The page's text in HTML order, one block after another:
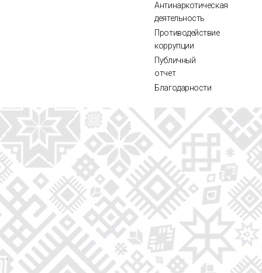
Антинаркотическая
деятельность
Противодействие
коррупции
Публичный
отчет
Благодарности